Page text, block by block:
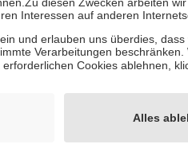
je Verordnung.
zu unterstützen, fallen
keine